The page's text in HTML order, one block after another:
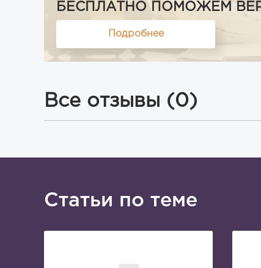
БЕСПЛАТНО ПОМОЖЕМ
Подробнее
Все отзывы (0)
Статьи по теме